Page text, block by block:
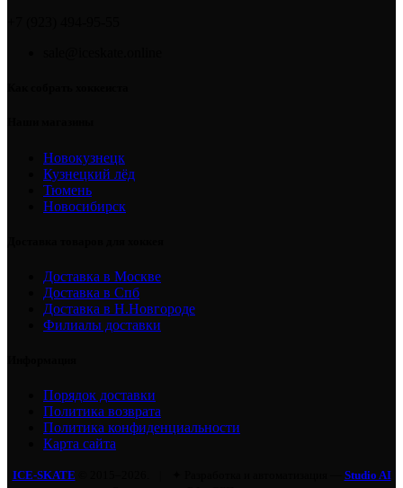
Новокузнецк
Кузнецкий лёд
Тюмень
Новосибирск
Доставка в Москве
Доставка в Спб
Доставка в Н.Новгороде
Филиалы доставки
Порядок доставки
Политика возврата
Политика конфиденциальности
Карта сайта
ICE-SKATE
Studio AI